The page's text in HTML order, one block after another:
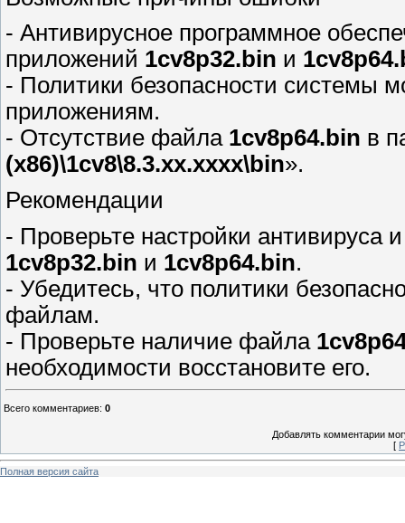
- Антивирусное программное
приложений 1cv8p32.bin и
- Политики безопасности системы
приложениям.
- Отсутствие файла 1cv8p64.bin в
(x86)\1cv8\8.3.xx.xxxx\bin».
Рекомендации
- Проверьте настройки антивируса
1cv8p32.bin и 1cv8p64.bin.
- Убедитесь, что политики
файлам.
- Проверьте наличие файла
необходимости восстановите его.
Всего комментариев: 0
Добавлять комментарии
[
Полная версия сайта